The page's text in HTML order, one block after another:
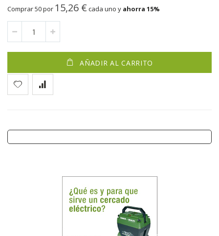
Comprar 50 por 15,26 € cada uno y ahorra 15%
AÑADIR AL CARRITO